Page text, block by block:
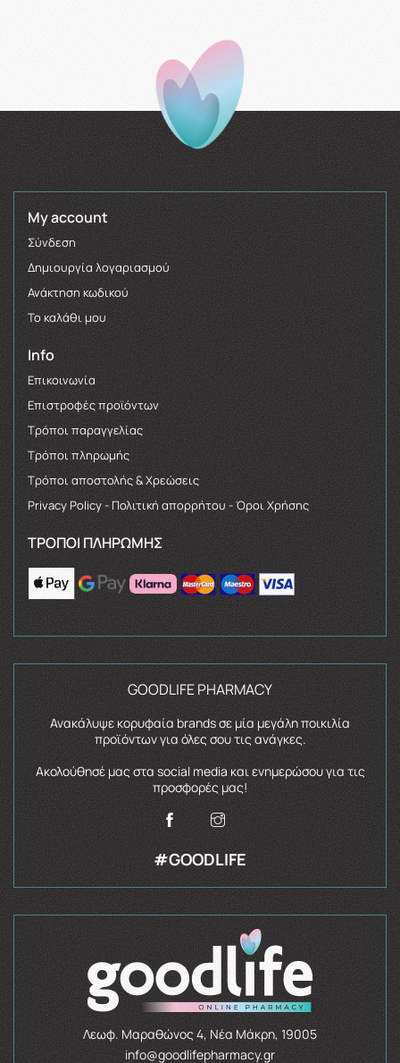
My account
Σύνδεση
Δημιουργία λογαριασμού
Ανάκτηση κωδικού
Το καλάθι μου
Info
Επικοινωνία
Επιστροφές προϊόντων
Τρόποι παραγγελίας
Τρόποι πληρωμής
Τρόποι αποστολής & Χρεώσεις
Privacy Policy - Πολιτική απορρήτου - Όροι Χρήσης
ΤΡΌΠΟΙ ΠΛΗΡΩΜΉΣ
GOODLIFE PHARMACY
Ανακάλυψε κορυφαία brands σε μία μεγάλη ποικιλία
προϊόντων για όλες σου τις ανάγκες.
Ακολούθησέ μας στα social media και ενημερώσου για τις
προσφορές μας!
#GOODLIFE
Λεωφ. Μαραθώνος 4, Νέα Μάκρη, 19005
info@goodlifepharmacy.gr